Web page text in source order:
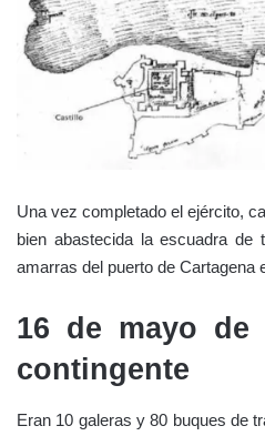
Una vez completado el ejército,
bien abastecida la escuadra de
amarras del puerto de Cartagena
16 de mayo de
contingente
Eran 10 galeras y 80 buques de